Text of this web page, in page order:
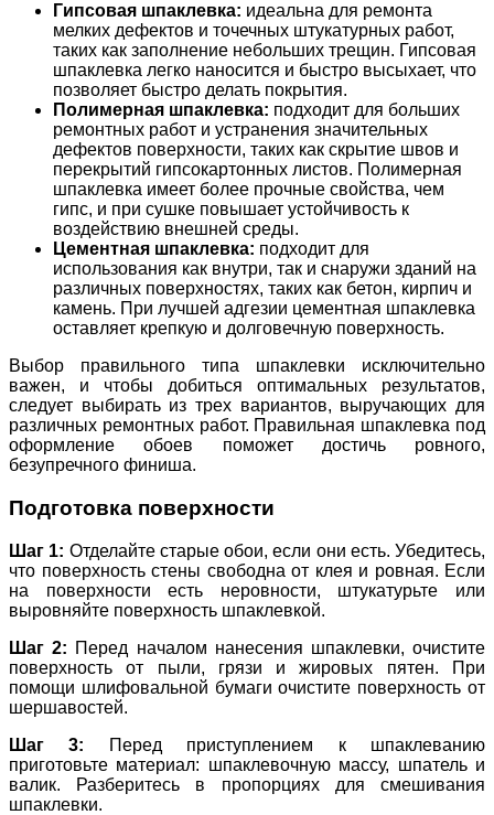
Гипсовая шпаклевка: идеальна для ремонта
мелких дефектов и точечных штукатурных работ,
таких как заполнение небольших трещин. Гипсовая
шпаклевка легко наносится и быстро высыхает, что
позволяет быстро делать покрытия.
Полимерная шпаклевка: подходит для больших
ремонтных работ и устранения значительных
дефектов поверхности, таких как скрытие швов и
перекрытий гипсокартонных листов. Полимерная
шпаклевка имеет более прочные свойства, чем
гипс, и при сушке повышает устойчивость к
воздействию внешней среды.
Цементная шпаклевка: подходит для
использования как внутри, так и снаружи зданий на
различных поверхностях, таких как бетон, кирпич и
камень. При лучшей адгезии цементная шпаклевка
оставляет крепкую и долговечную поверхность.
Выбор правильного типа шпаклевки исключительно
важен, и чтобы добиться оптимальных результатов,
следует выбирать из трех вариантов, выручающих для
различных ремонтных работ. Правильная шпаклевка под
оформление обоев поможет достичь ровного,
безупречного финиша.
Подготовка поверхности
Шаг 1: Отделайте старые обои, если они есть. Убедитесь,
что поверхность стены свободна от клея и ровная. Если
на поверхности есть неровности, штукатурьте или
выровняйте поверхность шпаклевкой.
Шаг 2: Перед началом нанесения шпаклевки, очистите
поверхность от пыли, грязи и жировых пятен. При
помощи шлифовальной бумаги очистите поверхность от
шершавостей.
Шаг 3: Перед приступлением к шпаклеванию
приготовьте материал: шпаклевочную массу, шпатель и
валик. Разберитесь в пропорциях для смешивания
шпаклевки.